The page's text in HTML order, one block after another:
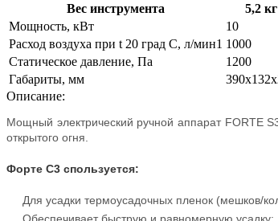
Вес инструмента
5,2 кг
Мощность, кВт
10
Расход воздуха при t 20 град С, л/мин1 1000
Статическое давление, Па
1200
Габариты, мм
Описание:
Мощный электрический ручной аппарат FORTE
открытого огня.
Форте С3 спользуется:
Для усадки термоусадочных пленок (мешков/